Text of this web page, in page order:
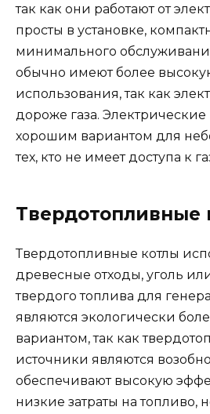
так как они работают от
просты в установке,
минимального
обычно имеют более
использования, так как
дороже газа. Электрические
хорошим вариантом для
тех, кто не имеет доступа к
Твердотопливные
Твердотопливные котлы
древесные отходы, уголь
твердого топлива для
являются экологически
вариантом, так как
источники являются
обеспечивают высокую
низкие затраты на топливо,